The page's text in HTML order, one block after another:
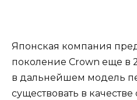
Японская компания
поколение Crown еще в
в дальнейшем модель
существовать в качестве